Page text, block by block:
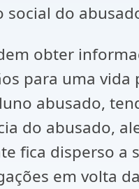
social do
obter
para uma vida
abusado,
do abusado,
fica disperso a
em volta